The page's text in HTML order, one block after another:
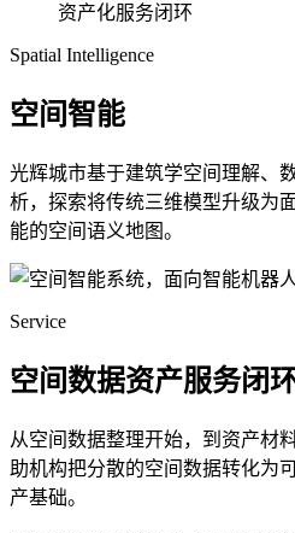
资产化服务闭环
Spatial Intelligence
空间智能
光辉城市基于建筑学空间理解、
析，探索将传统三维模型升级为
能的空间语义地图。
Service
空间数据资产服务闭
从空间数据整理开始，到资产材
助机构把分散的空间数据转化为
产基础。